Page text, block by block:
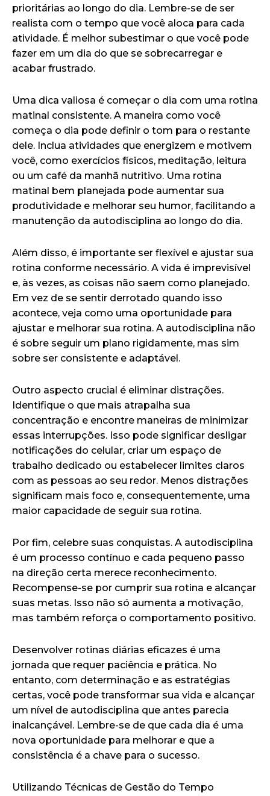
prioritárias ao longo do dia. Lembre-se de ser
realista com o tempo que você aloca para cada
atividade. É melhor subestimar o que você pode
fazer em um dia do que se sobrecarregar e
acabar frustrado.
Uma dica valiosa é começar o dia com uma rotina
matinal consistente. A maneira como você
começa o dia pode definir o tom para o restante
dele. Inclua atividades que energizem e motivem
você, como exercícios físicos, meditação, leitura
ou um café da manhã nutritivo. Uma rotina
matinal bem planejada pode aumentar sua
produtividade e melhorar seu humor, facilitando a
manutenção da autodisciplina ao longo do dia.
Além disso, é importante ser flexível e ajustar sua
rotina conforme necessário. A vida é imprevisível
e, às vezes, as coisas não saem como planejado.
Em vez de se sentir derrotado quando isso
acontece, veja como uma oportunidade para
ajustar e melhorar sua rotina. A autodisciplina não
é sobre seguir um plano rigidamente, mas sim
sobre ser consistente e adaptável.
Outro aspecto crucial é eliminar distrações.
Identifique o que mais atrapalha sua
concentração e encontre maneiras de minimizar
essas interrupções. Isso pode significar desligar
notificações do celular, criar um espaço de
trabalho dedicado ou estabelecer limites claros
com as pessoas ao seu redor. Menos distrações
significam mais foco e, consequentemente, uma
maior capacidade de seguir sua rotina.
Por fim, celebre suas conquistas. A autodisciplina
é um processo contínuo e cada pequeno passo
na direção certa merece reconhecimento.
Recompense-se por cumprir sua rotina e alcançar
suas metas. Isso não só aumenta a motivação,
mas também reforça o comportamento positivo.
Desenvolver rotinas diárias eficazes é uma
jornada que requer paciência e prática. No
entanto, com determinação e as estratégias
certas, você pode transformar sua vida e alcançar
um nível de autodisciplina que antes parecia
inalcançável. Lembre-se de que cada dia é uma
nova oportunidade para melhorar e que a
consistência é a chave para o sucesso.
Utilizando Técnicas de Gestão do Tempo